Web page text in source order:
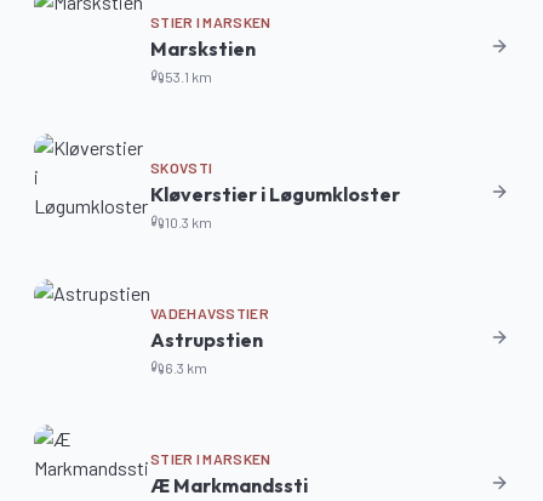
STIER I MARSKEN
Marskstien
53.1 km
SKOVSTI
Kløverstier i Løgumkloster
10.3 km
VADEHAVSSTIER
Astrupstien
6.3 km
STIER I MARSKEN
Æ Markmandssti